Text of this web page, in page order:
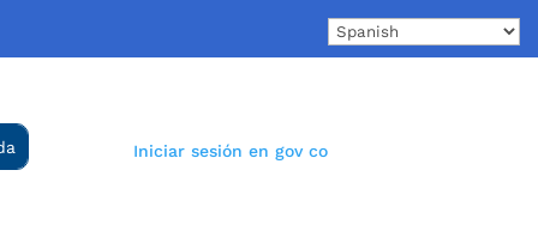
Iniciar sesión en gov co